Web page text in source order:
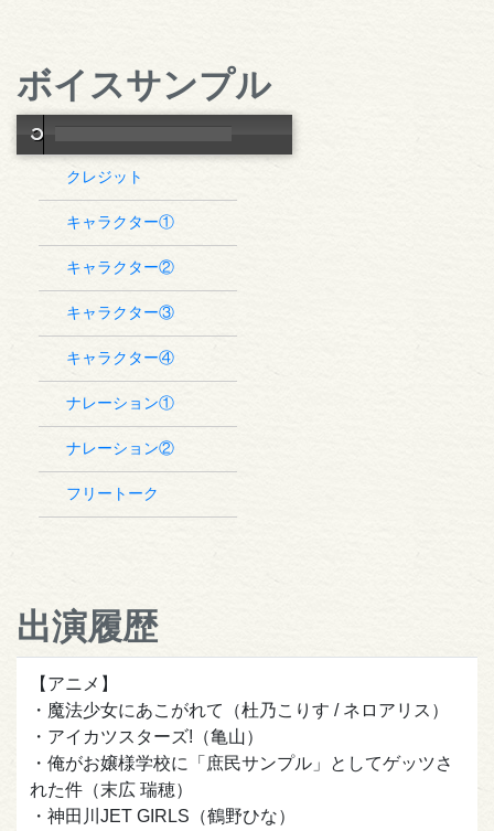
ボイスサンプル
クレジット
キャラクター①
キャラクター②
キャラクター③
キャラクター④
ナレーション①
ナレーション②
フリートーク
出演履歴
【アニメ】
・魔法少女にあこがれて（杜乃こりす / ネロアリス）
・アイカツスターズ!（亀山）
・俺がお嬢様学校に「庶民サンプル」としてゲッツさ
れた件（末広 瑞穂）
・神田川JET GIRLS（鶴野ひな）